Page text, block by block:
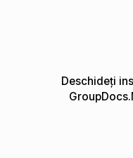
Deschideți